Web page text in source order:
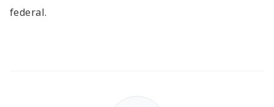
federal.